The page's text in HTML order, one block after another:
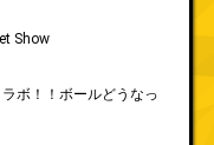
Show
ボ！！ボールどうなっ